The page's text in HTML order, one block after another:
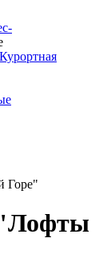
Курортная
Горе"